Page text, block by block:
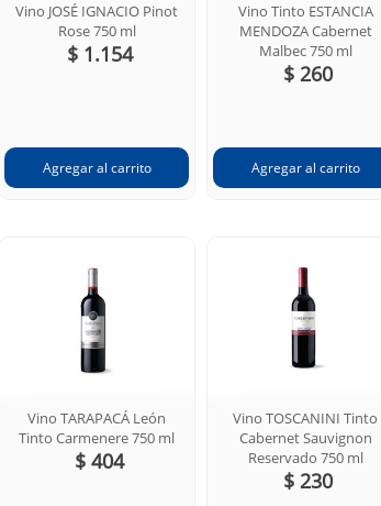
Vino JOSÉ IGNACIO Pinot
Rose 750 ml
$ 1.154
Vino Tinto ESTANCIA
MENDOZA Cabernet
Malbec 750 ml
$ 260
Vino TARAPACÁ León
Tinto Carmenere 750 ml
$ 404
Vino TOSCANINI Tinto
Cabernet Sauvignon
Reservado 750 ml
$ 230